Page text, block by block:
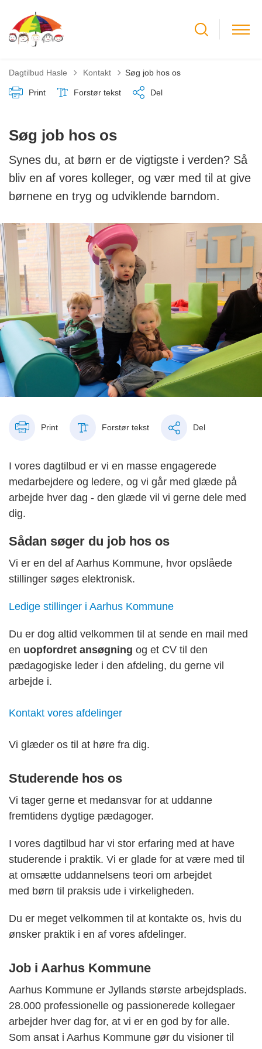
Dagtilbud Hasle Tilbage til
Kontakt Søg job hos os
Print Forstør tekst Del
Søg job hos os
Synes du, at børn er de vigtigste i verden? Så
bliv en af vores kolleger, og vær med til at give
børnene en tryg og udviklende barndom.
Print Forstør tekst Del
I vores dagtilbud er vi en masse engagerede
medarbejdere og ledere, og vi går med glæde på
arbejde hver dag - den glæde vil vi gerne dele med
dig.
Sådan søger du job hos os
Vi er en del af Aarhus Kommune, hvor opslåede
stillinger søges elektronisk.
Ledige stillinger i Aarhus Kommune
Du er dog altid velkommen til at sende en mail med
en uopfordret ansøgning og et CV til den
pædagogiske leder i den afdeling, du gerne vil
arbejde i.
Kontakt vores afdelinger
Vi glæder os til at høre fra dig.
Studerende hos os
Vi tager gerne et medansvar for at uddanne
fremtidens dygtige pædagoger.
I vores dagtilbud har vi stor erfaring med at have
studerende i praktik. Vi er glade for at være med til
at omsætte uddannelsens teori om arbejdet
med børn til praksis ude i virkeligheden.
Du er meget velkommen til at kontakte os, hvis du
ønsker praktik i en af vores afdelinger.
Job i Aarhus Kommune
Aarhus Kommune er Jyllands største arbejdsplads.
28.000 professionelle og passionerede kollegaer
arbejder hver dag for, at vi er en god by for alle.
Som ansat i Aarhus Kommune gør du visioner til